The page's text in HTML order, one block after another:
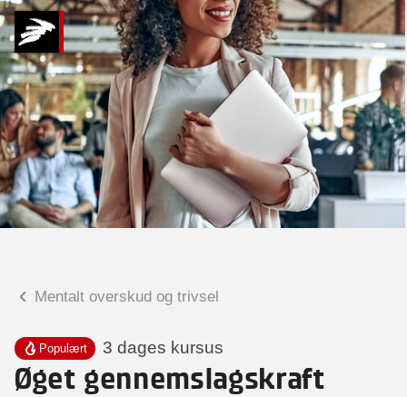
Mentalt overskud og trivsel
Populært 3 dages kursus
Øget gennemslagskraft
Praktiske spørgsmål
Spørgsmål til tilmelding, forplejning,
afholdelsessted m.m.
Kitt Maria Rosenberg
Hvad kan vi hjælpe
dig med?